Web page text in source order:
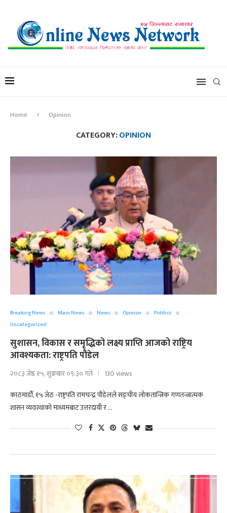
Home Opinion
CATEGORY:OPINION
Breaking News Main News News Opinion
Politics
Uncategorized
सुशासन, विकास र समृद्धिको लक्ष्य प्राप्ति आजको राष्ट्रिय
आवश्यकता: राष्ट्रपति पौडेल
२०८३ जेष्ठ १५, शुक्रबार ०९:३० गते
130 views
काठमाडौँ, १५ जेठ -राष्ट्रपति रामचन्द्र पौडेलले सङ्घीय लोकतान्त्रिक गणतन्त्रात्मक
शासन व्यवस्थाको माध्यमबाट उत्तरदायी र …